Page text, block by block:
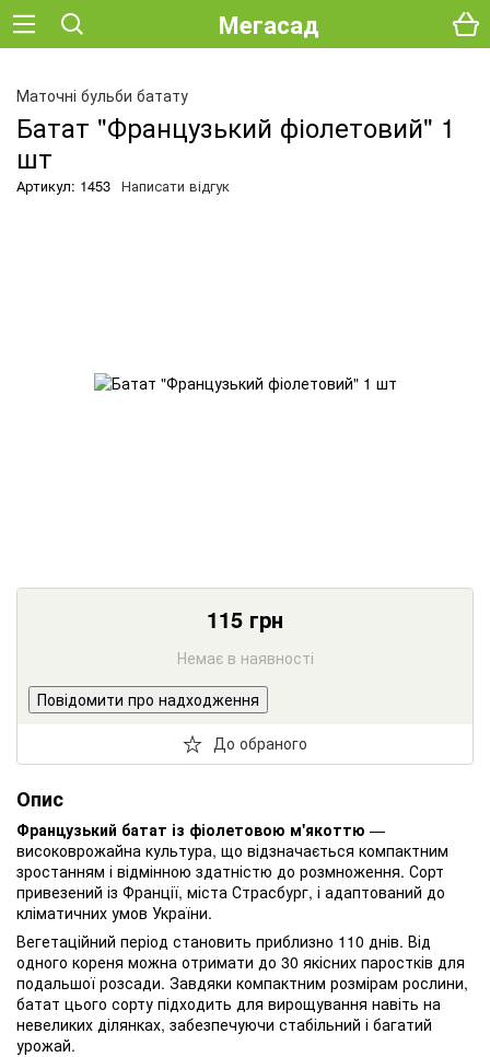
Мегасад
Маточні бульби батату
Батат "Французький фіолетовий" 1
шт
Артикул: 1453 Написати відгук
115 грн
Немає в наявності
Повідомити про надходження
До обраного
Опис
Французький батат із фіолетовою м'якоттю —
високоврожайна культура, що відзначається компактним
зростанням і відмінною здатністю до розмноження. Сорт
привезений із Франції, міста Страсбург, і адаптований до
кліматичних умов України.
Вегетаційний період становить приблизно 110 днів. Від
одного кореня можна отримати до 30 якісних паростків для
подальшої розсади. Завдяки компактним розмірам рослини,
батат цього сорту підходить для вирощування навіть на
невеликих ділянках, забезпечуючи стабільний і багатий
урожай.